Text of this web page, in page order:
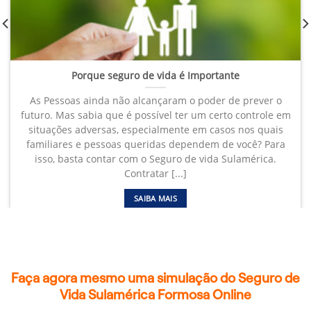
Porque seguro de vida é Importante
As Pessoas ainda não alcançaram o poder de prever o
futuro. Mas sabia que é possível ter um certo controle em
situações adversas, especialmente em casos nos quais
familiares e pessoas queridas dependem de você? Para
isso, basta contar com o Seguro de vida Sulamérica.
Contratar [...]
SAIBA MAIS
Faça agora mesmo uma simulação do Seguro de
Vida Sulamérica Formosa Online